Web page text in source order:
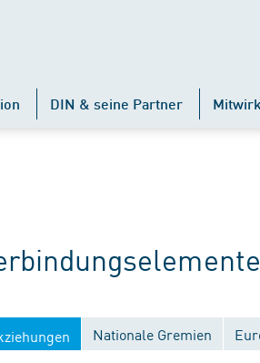
DIN & seine Partner
Nationale Gremien